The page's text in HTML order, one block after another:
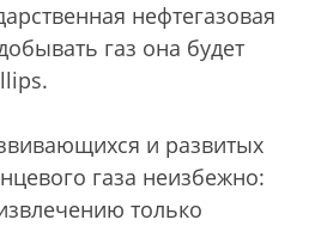
нефтегазовая
газ она будет
и развитых
газа неизбежно:
только